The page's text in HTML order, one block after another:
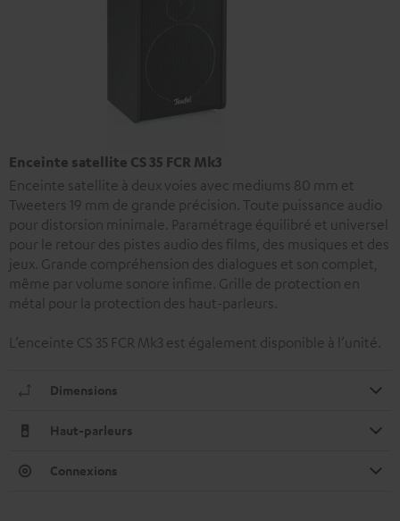
Enceinte satellite CS 35 FCR Mk3
Enceinte satellite à deux voies avec mediums 80 mm et
Tweeters 19 mm de grande précision. Toute puissance audio
pour distorsion minimale. Paramétrage équilibré et universel
pour le retour des pistes audio des films, des musiques et des
jeux. Grande compréhension des dialogues et son complet,
même par volume sonore infime. Grille de protection en
métal pour la protection des haut-parleurs.
L’enceinte CS 35 FCR Mk3 est également disponible à l’unité.
Dimensions
Haut-parleurs
Connexions